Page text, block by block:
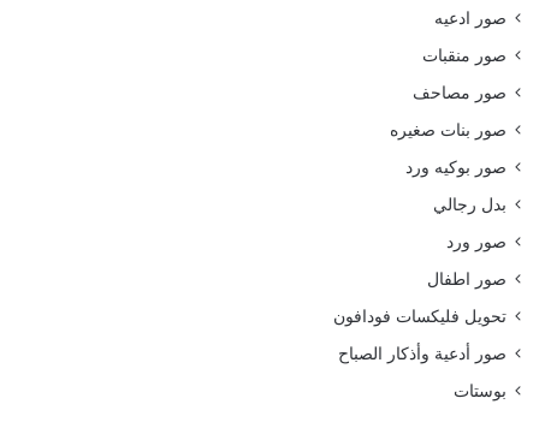
صور ادعيه
صور منقبات
صور مصاحف
صور بنات صغيره
صور بوكيه ورد
بدل رجالي
صور ورد
صور اطفال
تحويل فليكسات فودافون
صور أدعية وأذكار الصباح
بوستات